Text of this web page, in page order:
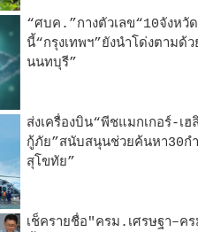
“ศบค.”กางตัวเลข“10จังหวั
นี้“กรุงเทพฯ”ยังนำโด่งตามด้
นนทบุรี”
ส่งเครื่องบิน“พีชแมกเกอร์-เฮ
กู้ภัย”สนับสนุนช่วยค้นหา30กำ
สุโขทัย”
เช็ครายชื่อ"ครม.เศรษฐา–ค